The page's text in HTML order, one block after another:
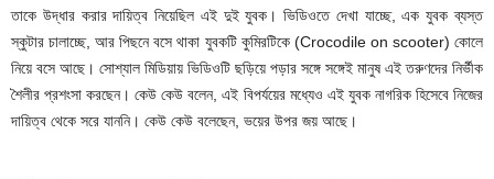
তাকে উদ্ধার করার দায়িত্ব নিয়েছিল এই দুই যুবক। ভিডিওতে দেখা যাচ্ছে, এক যুবক ব্যস্ত
স্কুটার চালাচ্ছে, আর পিছনে বসে থাকা যুবকটি কুমিরটিকে (Crocodile on scooter) কোলে
নিয়ে বসে আছে। সোশ্যাল মিডিয়ায় ভিডিওটি ছড়িয়ে পড়ার সঙ্গে সঙ্গেই মানুষ এই তরুণদের নির্ভীক
শৈলীর প্রশংসা করছেন। কেউ কেউ বলেন, এই বিপর্যয়ের মধ্যেও এই যুবক নাগরিক হিসেবে নিজের
দায়িত্ব থেকে সরে যাননি। কেউ কেউ বলেছেন, ভয়ের উপর জয় আছে।